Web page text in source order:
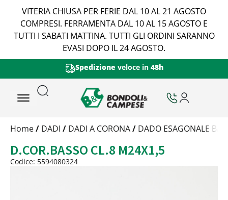
VITERIA CHIUSA PER FERIE DAL 10 AL 21 AGOSTO
COMPRESI. FERRAMENTA DAL 10 AL 15 AGOSTO E
TUTTI I SABATI MATTINA. TUTTI GLI ORDINI SARANNO
EVASI DOPO IL 24 AGOSTO.
Spedizione veloce in 48h
Trattamento
Peso
Quantità
Home/ DADI / DADI A CORONA/ DADO ESAGONALE
D.COR.BASSO CL.8 M24X1,5
Codice: 5594080324